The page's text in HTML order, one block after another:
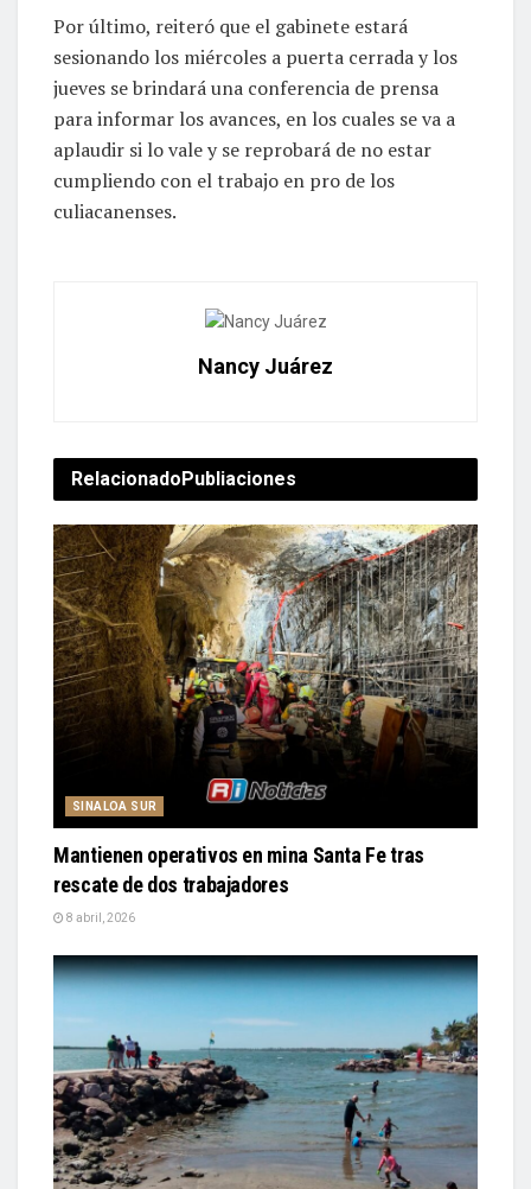
Por último, reiteró que el gabinete estará
sesionando los miércoles a puerta cerrada y los
jueves se brindará una conferencia de prensa
para informar los avances, en los cuales se va a
aplaudir si lo vale y se reprobará de no estar
cumpliendo con el trabajo en pro de los
culiacanenses.
Nancy Juárez
RelacionadoPubliaciones
SINALOA SUR
Mantienen operativos en mina Santa Fe tras
rescate de dos trabajadores
8 abril, 2026